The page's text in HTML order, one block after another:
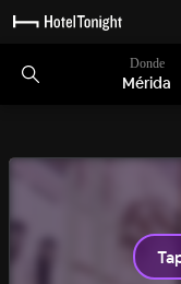
Donde
Mérida